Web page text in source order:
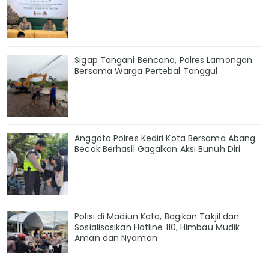
Sigap Tangani Bencana, Polres Lamongan
Bersama Warga Pertebal Tanggul
Anggota Polres Kediri Kota Bersama Abang
Becak Berhasil Gagalkan Aksi Bunuh Diri
Polisi di Madiun Kota, Bagikan Takjil dan
Sosialisasikan Hotline 110, Himbau Mudik
Aman dan Nyaman